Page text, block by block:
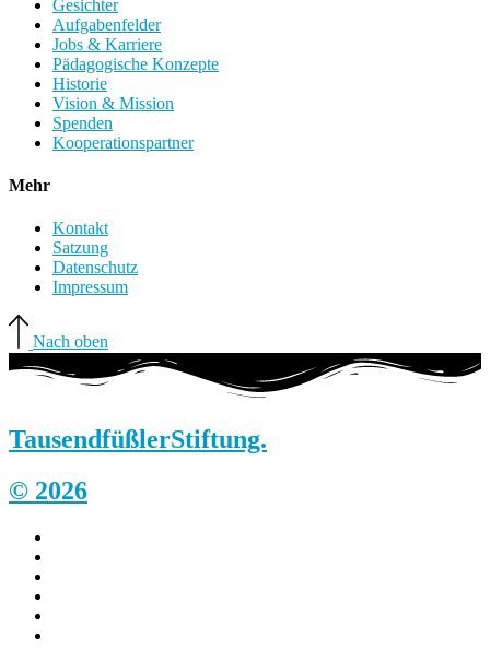
Gesichter
Aufgabenfelder
Jobs & Karriere
Pädagogische Konzepte
Historie
Vision & Mission
Spenden
Kooperationspartner
Mehr
Kontakt
Satzung
Datenschutz
Impressum
Nach oben
TausendfüßlerStiftung.
© 2026